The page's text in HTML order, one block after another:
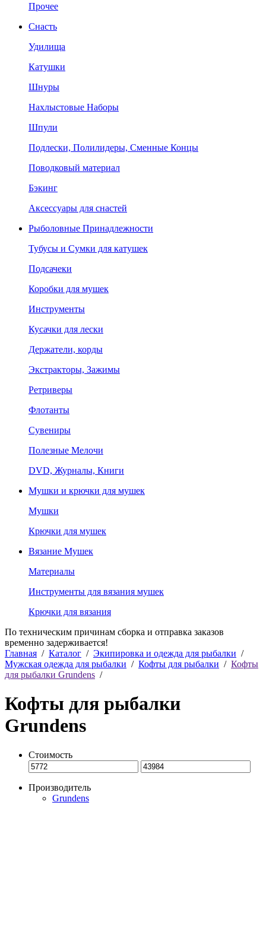
Прочее
Снасть
Удилища
Катушки
Шнуры
Нахлыстовые Наборы
Шпули
Подлески, Полилидеры, Сменные Концы
Поводковый материал
Бэкинг
Аксессуары для снастей
Рыболовные Принадлежности
Тубусы и Сумки для катушек
Подсачеки
Коробки для мушек
Инструменты
Кусачки для лески
Держатели, корды
Экстракторы, Зажимы
Ретриверы
Флотанты
Сувениры
Полезные Мелочи
DVD, Журналы, Книги
Мушки и крючки для мушек
Мушки
Крючки для мушек
Вязание Мушек
Материалы
Инструменты для вязания мушек
Крючки для вязания
По техническим причинам сборка и отправка заказов
временно задерживается!
Главная / Каталог / Экипировка и одежда для рыбалки /
Мужская одежда для рыбалки / Кофты для рыбалки / Кофты
для рыбалки Grundens /
Кофты для рыбалки
Grundens
Стоимость
Производитель
Grundens